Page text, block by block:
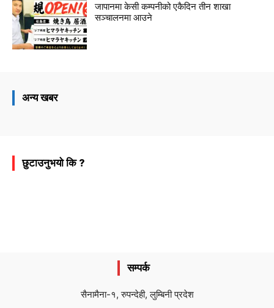
जापानमा केसी कम्पनीको एकैदिन तीन शाखा
सञ्चालनमा आउने
अन्य खबर
छुटाउनुभयो कि ?
सम्पर्क
सैनामैना-१, रुपन्देही, लुम्बिनी प्रदेश